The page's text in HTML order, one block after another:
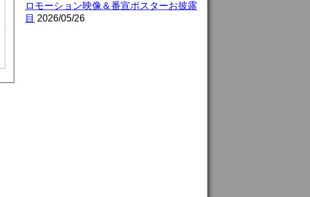
ロモーション映像＆番宣ポスターお披露
目 2026/05/26